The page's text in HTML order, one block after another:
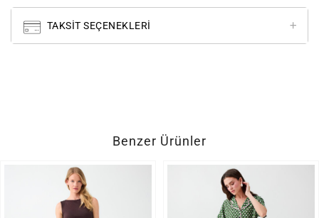
TAKSIT SEÇENEKLERI
Benzer Ürünler